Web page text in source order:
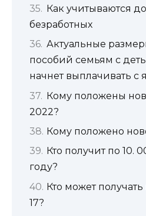
Как учитываются
безработных
Актуальные
пособий семьям с
начнет выплачивать с
Кому положены
2022?
Кому положено
Кто получит по 10.
году?
Кто может
17?